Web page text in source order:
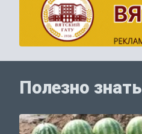
Полезно знать